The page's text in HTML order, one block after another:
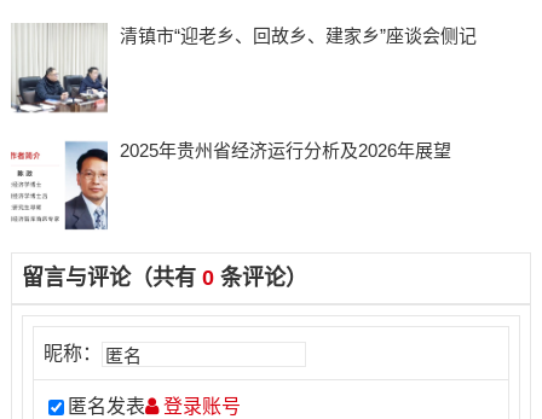
清镇市“迎老乡、回故乡、建家乡”座谈会侧记
2025年贵州省经济运行分析及2026年展望
留言与评论（共有 0条评论）
昵称：
匿名发表 登录账号